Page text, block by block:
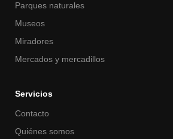
Parques naturales
Museos
Miradores
Mercados y mercadillos
Servicios
Contacto
Quiénes somos